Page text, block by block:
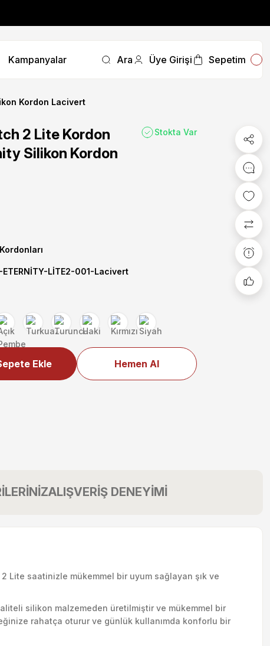
kaçırmayın.
kaçırmayın.
Kampanyalar Ara Üye Girişi Sepetim
Kordon Lacivert
2 Lite Kordon
Silikon Kordon
Stokta Var
ETERNİTY-LİTE2-001-Lacivert
Ekle Hemen Al
ALIŞVERİŞ DENEYİMİ
Lite saatinizle mükemmel bir uyum sağlayan şık ve
silikon malzemeden üretilmiştir ve mükemmel bir
rahatça oturur ve günlük kullanımda konforlu bir